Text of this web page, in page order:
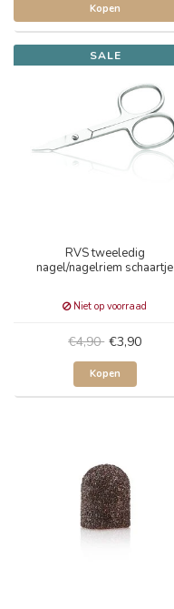
Kopen
SALE
RVS tweeledig
nagel/nagelriem schaartje
Niet op voorraad
€4,90 €3,90
Kopen